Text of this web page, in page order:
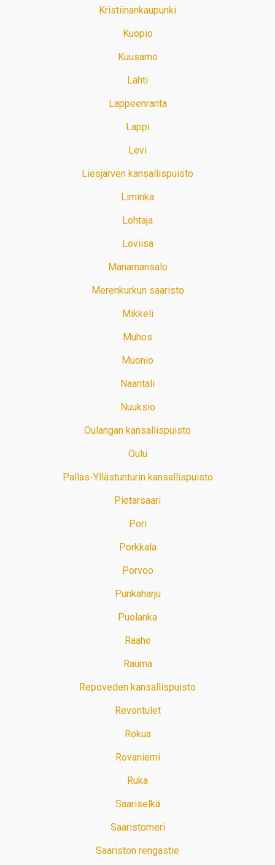
Kristiinankaupunki
Kuopio
Kuusamo
Lahti
Lappeenranta
Lappi
Levi
Liesjärven kansallispuisto
Liminka
Lohtaja
Loviisa
Manamansalo
Merenkurkun saaristo
Mikkeli
Muhos
Muonio
Naantali
Nuuksio
Oulangan kansallispuisto
Oulu
Pallas-Yllästunturin kansallispuisto
Pietarsaari
Pori
Porkkala
Porvoo
Punkaharju
Puolanka
Raahe
Rauma
Repoveden kansallispuisto
Revontulet
Rokua
Rovaniemi
Ruka
Saariselkä
Saaristomeri
Saariston rengastie